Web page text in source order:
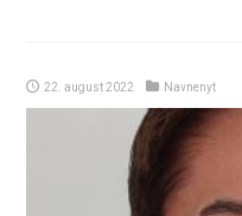
22. august 2022 Navnenyt